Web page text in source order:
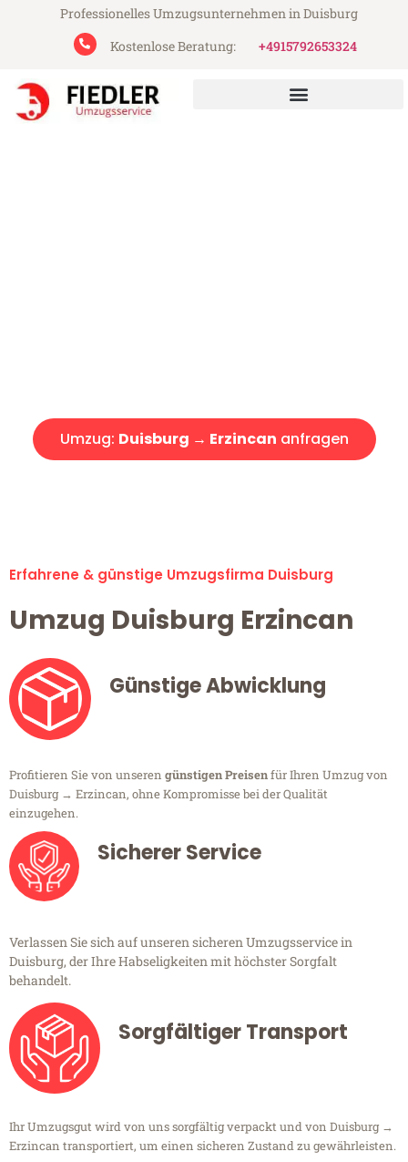
Professionelles Umzugsunternehmen in Duisburg
Kostenlose Beratung:
+4915792653324
Umzug: Duisburg → Erzincan anfragen
Erfahrene & günstige Umzugsfirma Duisburg
Umzug Duisburg Erzincan
Günstige Abwicklung
Profitieren Sie von unseren günstigen Preisenfür Ihren Umzug von
Duisburg → Erzincan, ohne Kompromisse bei der Qualität
einzugehen.
Sicherer Service
Verlassen Sie sich auf unseren sicheren Umzugsservice in
Duisburg, der Ihre Habseligkeiten mit höchster Sorgfalt
behandelt.
Sorgfältiger Transport
Ihr Umzugsgut wird von uns sorgfältig verpackt und von Duisburg →
Erzincan transportiert, um einen sicheren Zustand zu gewährleisten.